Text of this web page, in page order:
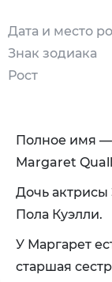
Дата и место
Знак зодиака
Рост
Полное имя —
Margaret
Дочь актрисы
Пола Куэлли.
У Маргарет
старшая